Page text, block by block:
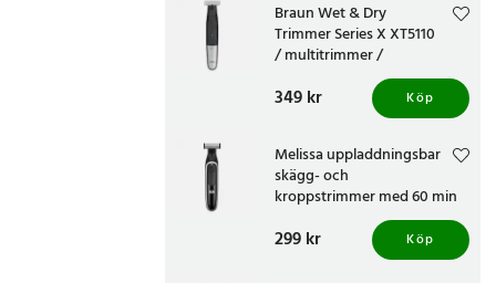
Braun Wet & Dry
Trimmer Series X XT5110
/ multitrimmer /
kroppstrimmer /
skäggtrimmer
Pris:349 kr
349 kr Köp
Melissa uppladdningsbar
skägg- och
kroppstrimmer med 60 min
Pris:299 kr
299 kr Köp